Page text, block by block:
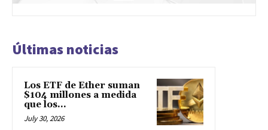
Últimas noticias
Los ETF de Ether suman
$104 millones a medida
que los...
July 30, 2026